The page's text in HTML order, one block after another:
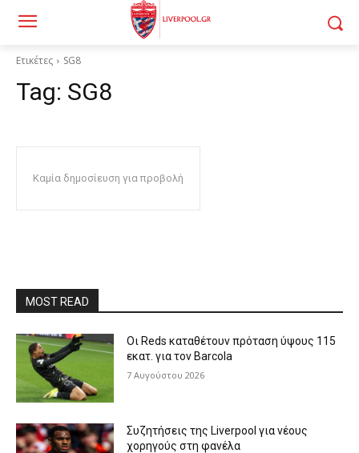
Ετικέτες SG8
Tag: SG8
Καμία δημοσίευση για προβολή
MOST READ
Οι Reds καταθέτουν πρόταση ύψους 115
εκατ. για τον Barcola
7 Αυγούστου 2026
Συζητήσεις της Liverpool για νέους
χορηγούς στη φανέλα